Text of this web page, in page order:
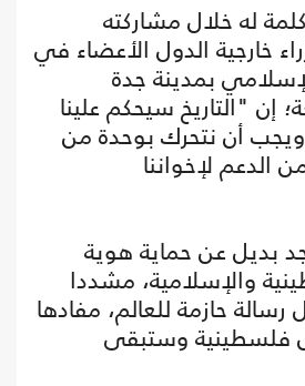
له خلال مشاركته
خارجية الدول الأعضاء في
بمدينة جدة
إن "التاريخ سيحكم علينا
ويجب أن نتحرك بوحدة من
الدعم لإخواننا
بديل عن حماية هوية
والإسلامية، مشددا
حازمة للعالم، مفادها
وستبقى